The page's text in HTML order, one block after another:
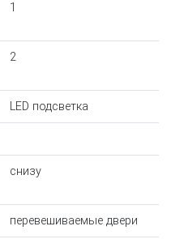
1
2
LED подсветка
снизу
перевешиваемые двери